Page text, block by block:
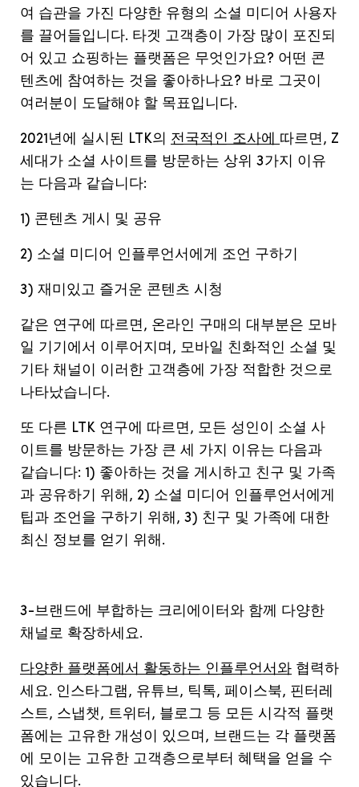
여 습관을 가진 다양한 유형의 소셜 미디어 사용자
를 끌어들입니다. 타겟 고객층이 가장 많이 포진되
어 있고 쇼핑하는 플랫폼은 무엇인가요? 어떤 콘
텐츠에 참여하는 것을 좋아하나요? 바로 그곳이
여러분이 도달해야 할 목표입니다.
2021년에 실시된 LTK의 전국적인 조사에 따르면, Z
세대가 소셜 사이트를 방문하는 상위 3가지
이유
는 다음과 같습니다:
1) 콘텐츠 게시 및 공유
2) 소셜 미디어 인플루언서에게 조언 구하기
3) 재미있고 즐거운 콘텐츠 시청
같은 연구에 따르면, 온라인 구매의 대부분은 모바
일 기기에서 이루어지며 , 모바일 친화적인 소셜 및
기타 채널이 이러한 고객층에 가장 적합한 것으로
나타났습니다.
또 다른 LTK 연구에 따르면, 모든 성인이 소셜 사
이트를 방문하는 가장 큰 세 가지 이유는 다음과
같습니다: 1) 좋아하는 것을 게시하고 친구 및 가족
과 공유하기 위해 , 2) 소셜 미디어 인플루언서에게
팁과 조언을 구하기 위해 , 3) 친구 및 가족에
대한
최신 정보를 얻기 위해 .
3-브랜드에 부합하는 크리에이터와 함께
다양한
채널로 확장하세요.
다양한 플랫폼에서 활동하는 인플루언서와 협력하
세요. 인스타그램, 유튜브, 틱톡, 페이스북, 핀터레
스트, 스냅챗, 트위터 , 블로그 등 모든 시각적 플랫
폼에는 고유한 개성이 있으며 , 브랜드는 각 플랫폼
에
모이는 고유한 고객층으로부터 혜택을 얻을 수
있습니다.